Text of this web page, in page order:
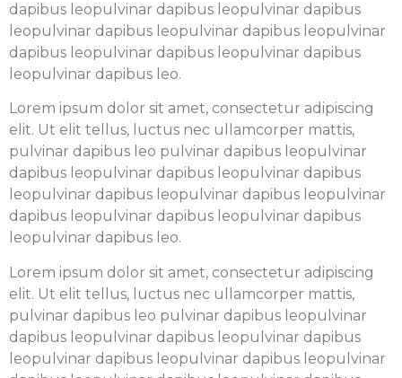
dapibus leopulvinar dapibus leopulvinar dapibus
leopulvinar dapibus leopulvinar dapibus leopulvinar
dapibus leopulvinar dapibus leopulvinar dapibus
leopulvinar dapibus leo.
Lorem ipsum dolor sit amet, consectetur adipiscing
elit. Ut elit tellus, luctus nec ullamcorper mattis,
pulvinar dapibus leo pulvinar dapibus leopulvinar
dapibus leopulvinar dapibus leopulvinar dapibus
leopulvinar dapibus leopulvinar dapibus leopulvinar
dapibus leopulvinar dapibus leopulvinar dapibus
leopulvinar dapibus leo.
Lorem ipsum dolor sit amet, consectetur adipiscing
elit. Ut elit tellus, luctus nec ullamcorper mattis,
pulvinar dapibus leo pulvinar dapibus leopulvinar
dapibus leopulvinar dapibus leopulvinar dapibus
leopulvinar dapibus leopulvinar dapibus leopulvinar